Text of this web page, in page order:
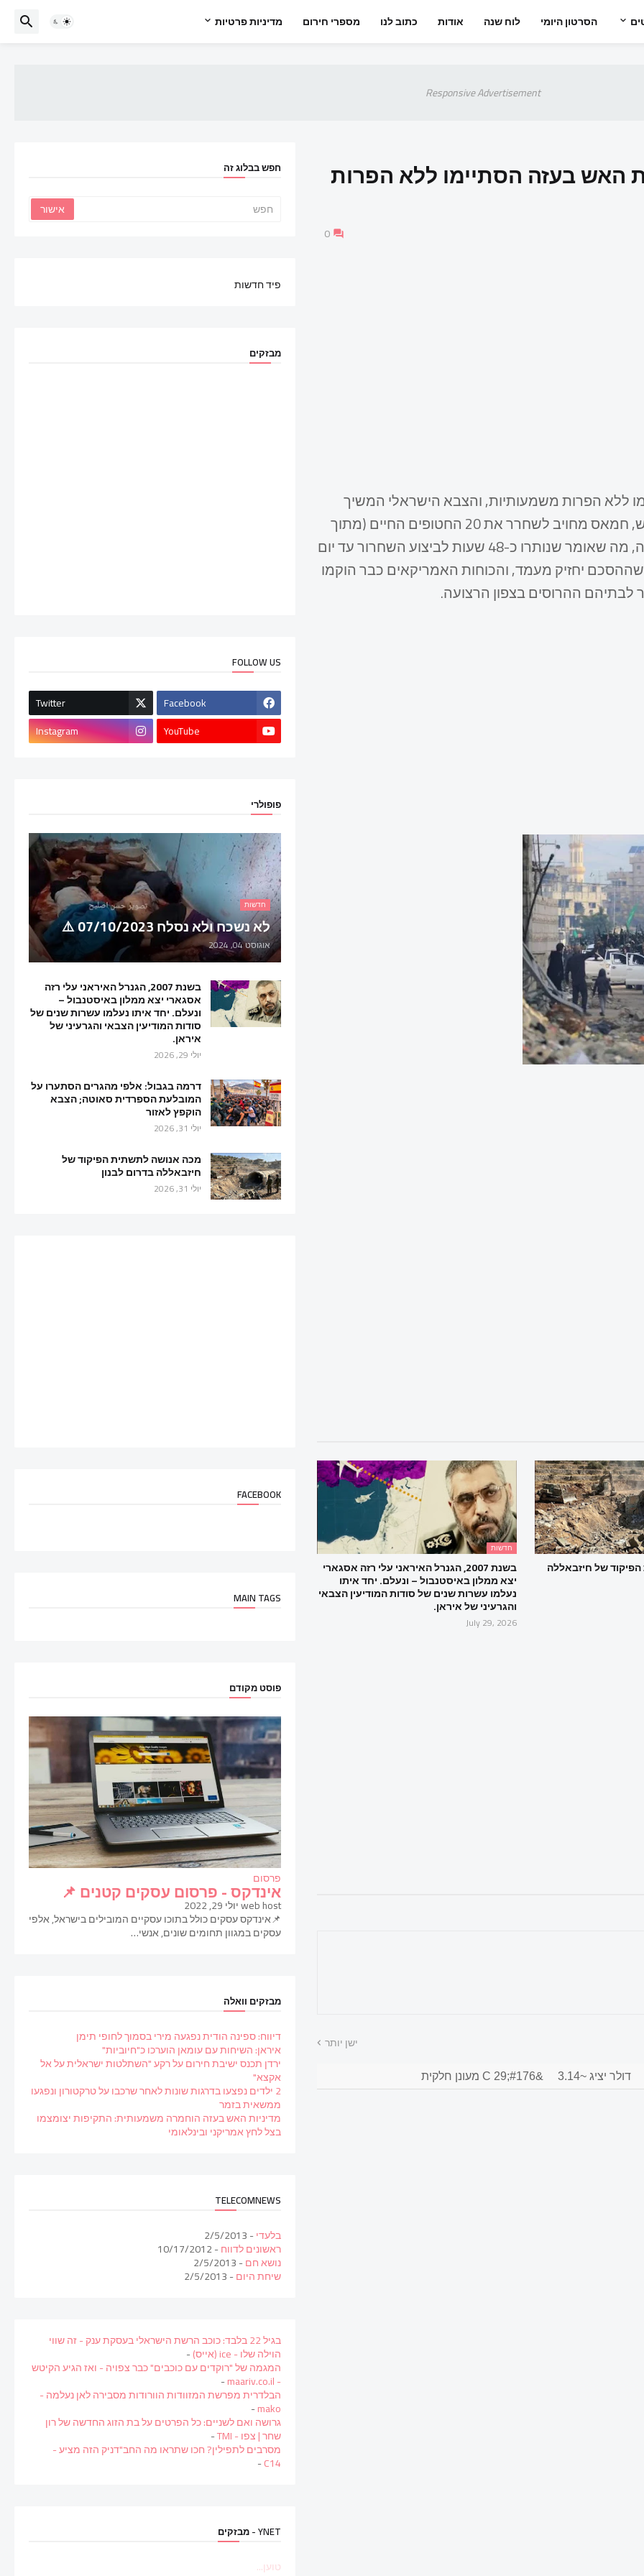
הסרטון היומי לוח שנה אודות כתוב לנו מספרי חירום מדיניות פרטיות
Responsive Advertisement
האש בעזה הסתיימו ללא הפרות
0
ללא הפרות משמעותיות, והצבא הישראלי המשיך
להתנקז מחלקים מהרצועה. על פי הסכם הפסקת האש, חמאס מחויב לשחרר את 20 החטופים החיים (מתוך
48 חטופים שנותרו) בתוך 72 שעות מהתחלת ההפסקה, מה שאומר שנותרו כ-48 שעות לביצוע השחרור עד יום
שההסכם יחזיק מעמד, והכוחות האמריקאים כבר הוקמו
לבתיהם ההרוסים בצפון הרצועה.
של חיזבאללה
חדשות
בשנת 2007, הגנרל האיראני עלי רזה אסגארי
יצא ממלון באיסטנבול – ונעלם. יחד איתו
נעלמו עשרות שנים של סודות המודיעין הצבאי
והגרעיני של איראן.
July 29, 2026
ישן יותר
דולר יציג ~3.14 &#176;C 29 מעונן חלקית
חפש בבלוג זה
פיד חדשות
מבזקים
FOLLOW US
Facebook
Twitter
YouTube
Instagram
פופולרי
חדשות
לא נשכח ולא נסלח 07/10/2023 ⚠️
אוגוסט 04, 2024
בשנת 2007, הגנרל האיראני עלי רזה
אסגארי יצא ממלון באיסטנבול –
ונעלם. יחד איתו נעלמו עשרות שנים של
סודות המודיעין הצבאי והגרעיני של
איראן.
יולי 29, 2026
דרמה בגבול: אלפי מהגרים הסתערו על
המובלעת הספרדית סאוטה; הצבא
הוקפץ לאזור
יולי 31, 2026
מכה אנושה לתשתית הפיקוד של
חיזבאללה בדרום לבנון
יולי 31, 2026
FACEBOOK
MAIN TAGS
פוסט מקודם
פרסום
אינדקס - פרסום עסקים קטנים 📌
web hostיולי 29, 2022
📌אינדקס עסקים כולל בתוכו עסקיים המובילים בישראל, אלפי
עסקים במגוון תחומים שונים, אנשי…
מבזקים וואלה
דיווח: ספינה הודית נפגעה מירי בסמוך לחופי תימן
איראן: השיחות עם עומאן הוערכו כ"חיוביות"
ירדן תכנס ישיבת חירום על רקע "השתלטות ישראלית על אל
אקצא"
2 ילדים נפצעו בדרגות שונות לאחר שרכבו על טרקטורון ונפגעו
ממשאית בזמר
מדיניות האש בעזה הוחמרה משמעותית: התקיפות יצומצמו
בצל לחץ אמריקני ובינלאומי
TELECOMNEWS
בלעדי- 2/5/2013
ראשונים לדווח- 10/17/2012
נושא חם- 2/5/2013
שיחת היום- 2/5/2013
בגיל 22 בלבד: כוכב הרשת הישראלי בעסקת ענק - זה שווי
הוילה שלו - ice (אייס) -
המגמה של "רוקדים עם כוכבים" כבר צפויה - ואז הגיע הקיטש
- maariv.co.il
-
הבלדרית מפרשת המזוודות הוורודות מסבירה לאן נעלמה -
mako
-
גרושה ואם לשניים: כל הפרטים על בת הזוג החדשה של רון
שחר | צפו - TMI -
מסרבים לתפילין? חכו שתראו מה החב"דניק הזה מציע -
C14
-
YNET - מבזקים
טוען...